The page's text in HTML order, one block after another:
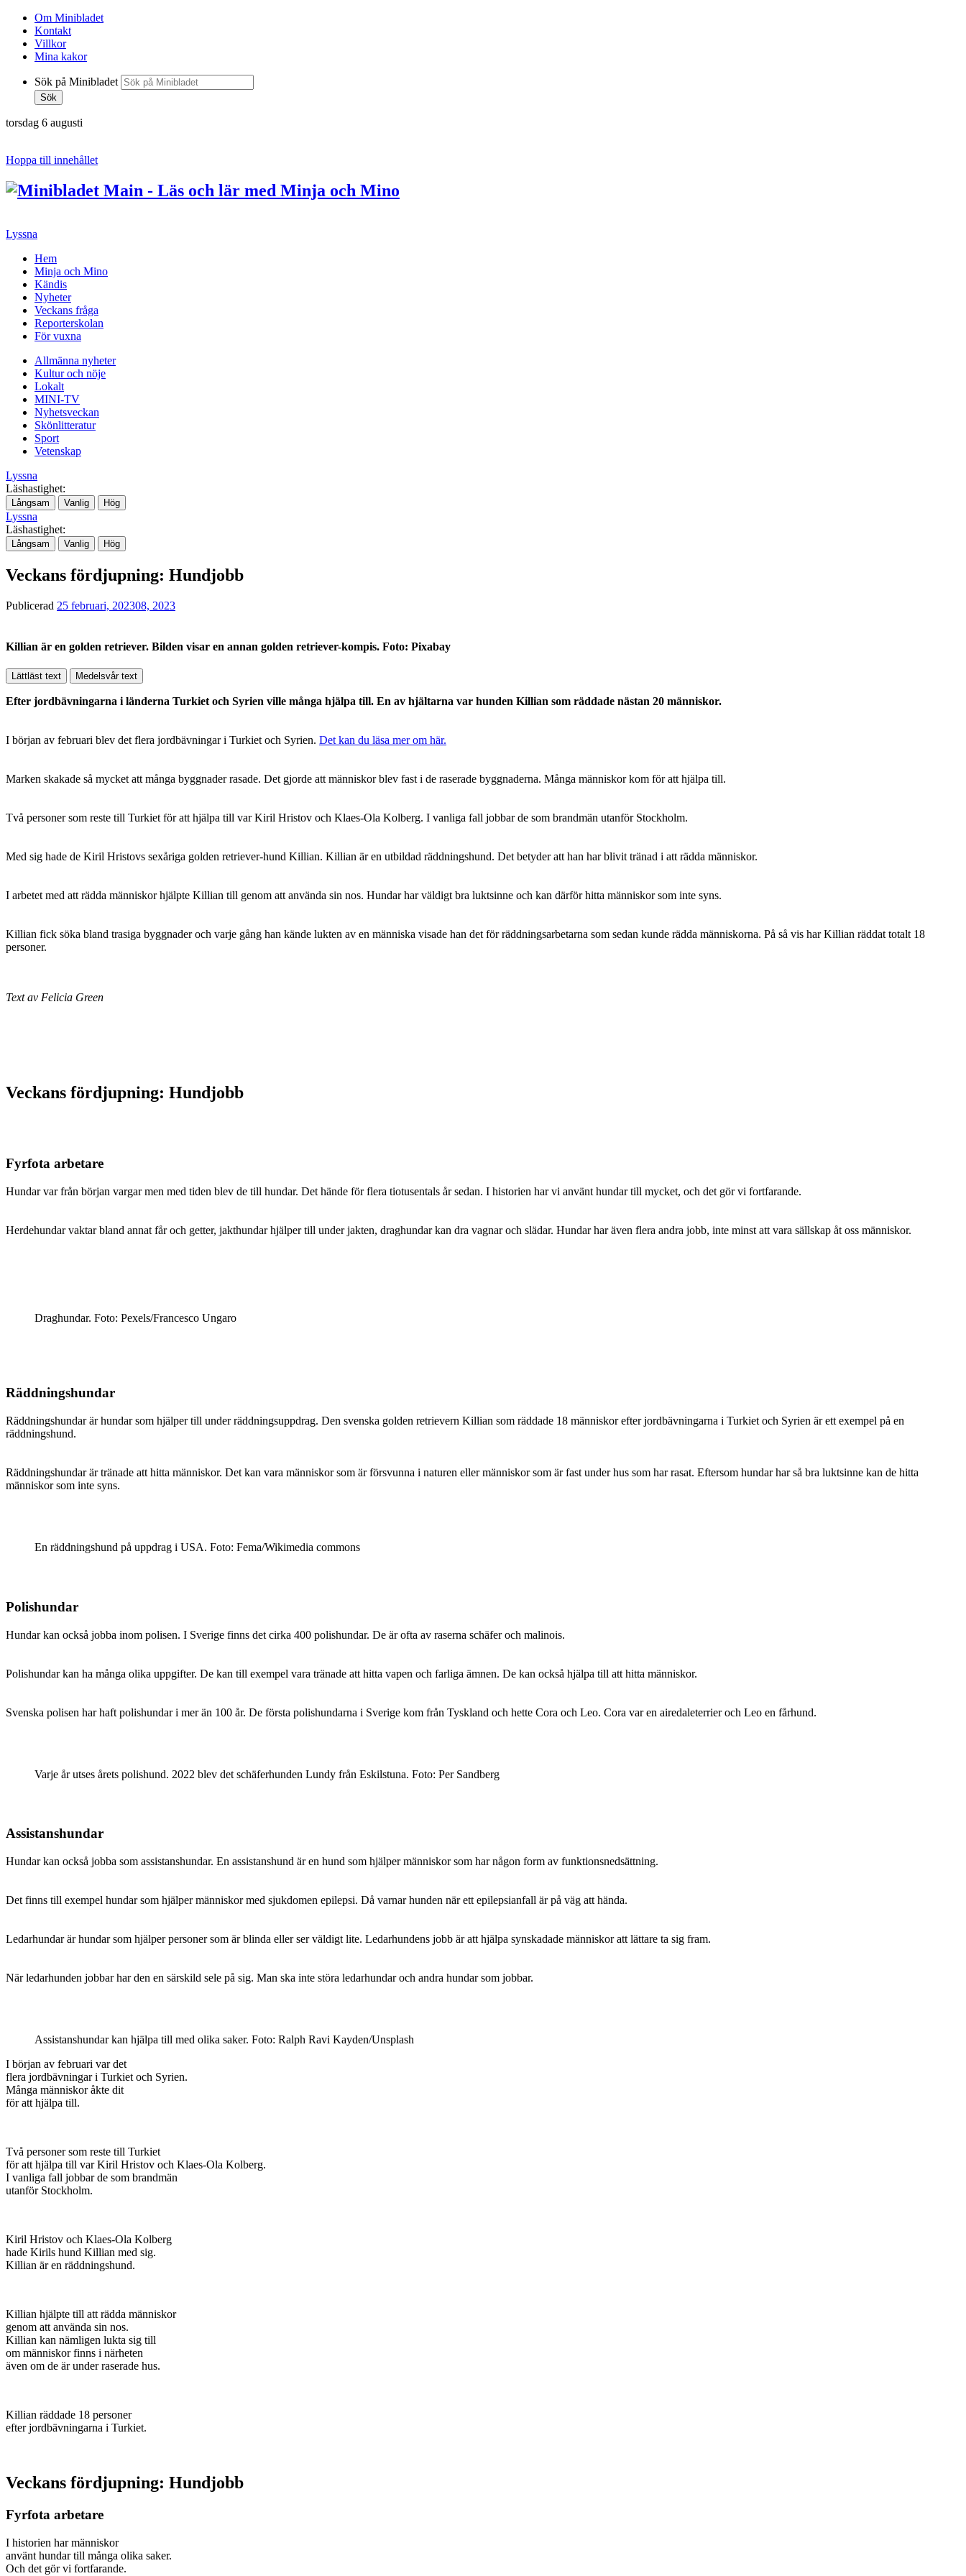
Om Minibladet
Kontakt
Villkor
Mina kakor
Sök på Minibladet
Sök
torsdag 6 augusti
Hoppa till innehållet
Lyssna
Hem
Minja och Mino
Kändis
Nyheter
Veckans fråga
Reporterskolan
För vuxna
Allmänna nyheter
Kultur och nöje
Lokalt
MINI-TV
Nyhetsveckan
Skönlitteratur
Sport
Vetenskap
Lyssna
Läshastighet:
Långsam Vanlig Hög
Lyssna
Läshastighet:
Långsam Vanlig Hög
Veckans fördjupning: Hundjobb
Publicerad 25 februari, 202308, 2023
Killian är en golden retriever. Bilden visar en annan golden retriever-kompis. Foto: Pixabay
Lättläst text Medelsvår text
Efter jordbävningarna i länderna Turkiet och Syrien ville många hjälpa till. En av hjältarna var hunden Killian som räddade nästan 20 människor.
I början av februari blev det flera jordbävningar i Turkiet och Syrien. Det kan du läsa mer om här.
Marken skakade så mycket att många byggnader rasade. Det gjorde att människor blev fast i de raserade byggnaderna. Många människor kom för att hjälpa till.
Två personer som reste till Turkiet för att hjälpa till var Kiril Hristov och Klaes-Ola Kolberg. I vanliga fall jobbar de som brandmän utanför Stockholm.
Med sig hade de Kiril Hristovs sexåriga golden retriever-hund Killian. Killian är en utbildad räddningshund. Det betyder att han har blivit tränad i att rädda människor.
I arbetet med att rädda människor hjälpte Killian till genom att använda sin nos. Hundar har väldigt bra luktsinne och kan därför hitta människor som inte syns.
Killian fick söka bland trasiga byggnader och varje gång han kände lukten av en människa visade han det för räddningsarbetarna som sedan kunde rädda människorna. På så vis har Killian räddat totalt 18
personer.
Text av Felicia Green
Veckans fördjupning: Hundjobb
Fyrfota arbetare
Hundar var från början vargar men med tiden blev de till hundar. Det hände för flera tiotusentals år sedan. I historien har vi använt hundar till mycket, och det gör vi fortfarande.
Herdehundar vaktar bland annat får och getter, jakthundar hjälper till under jakten, draghundar kan dra vagnar och slädar. Hundar har även flera andra jobb, inte minst att vara sällskap åt oss människor.
Draghundar. Foto: Pexels/Francesco Ungaro
Räddningshundar
Räddningshundar är hundar som hjälper till under räddningsuppdrag. Den svenska golden retrievern Killian som räddade 18 människor efter jordbävningarna i Turkiet och Syrien är ett exempel på en
räddningshund.
Räddningshundar är tränade att hitta människor. Det kan vara människor som är försvunna i naturen eller människor som är fast under hus som har rasat. Eftersom hundar har så bra luktsinne kan de hitta
människor som inte syns.
En räddningshund på uppdrag i USA. Foto: Fema/Wikimedia commons
Polishundar
Hundar kan också jobba inom polisen. I Sverige finns det cirka 400 polishundar. De är ofta av raserna schäfer och malinois.
Polishundar kan ha många olika uppgifter. De kan till exempel vara tränade att hitta vapen och farliga ämnen. De kan också hjälpa till att hitta människor.
Svenska polisen har haft polishundar i mer än 100 år. De första polishundarna i Sverige kom från Tyskland och hette Cora och Leo. Cora var en airedaleterrier och Leo en fårhund.
Varje år utses årets polishund. 2022 blev det schäferhunden Lundy från Eskilstuna. Foto: Per Sandberg
Assistanshundar
Hundar kan också jobba som assistanshundar. En assistanshund är en hund som hjälper människor som har någon form av funktionsnedsättning.
Det finns till exempel hundar som hjälper människor med sjukdomen epilepsi. Då varnar hunden när ett epilepsianfall är på väg att hända.
Ledarhundar är hundar som hjälper personer som är blinda eller ser väldigt lite. Ledarhundens jobb är att hjälpa synskadade människor att lättare ta sig fram.
När ledarhunden jobbar har den en särskild sele på sig. Man ska inte störa ledarhundar och andra hundar som jobbar.
Assistanshundar kan hjälpa till med olika saker. Foto: Ralph Ravi Kayden/Unsplash
I början av februari var det
flera jordbävningar i Turkiet och Syrien.
Många människor åkte dit
för att hjälpa till.
Två personer som reste till Turkiet
för att hjälpa till var Kiril Hristov och Klaes-Ola Kolberg.
I vanliga fall jobbar de som brandmän
utanför Stockholm.
Kiril Hristov och Klaes-Ola Kolberg
hade Kirils hund Killian med sig.
Killian är en räddningshund.
Killian hjälpte till att rädda människor
genom att använda sin nos.
Killian kan nämligen lukta sig till
om människor finns i närheten
även om de är under raserade hus.
Killian räddade 18 personer
efter jordbävningarna i Turkiet.
Veckans fördjupning: Hundjobb
Fyrfota arbetare
I historien har människor
använt hundar till många olika saker.
Och det gör vi fortfarande.